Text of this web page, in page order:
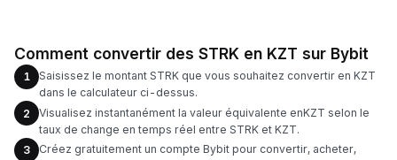
Comment convertir des STRK en KZT sur Bybit
1
Saisissez le montant STRK que vous souhaitez convertir en KZT
dans le calculateur ci-dessus.
2
Visualisez instantanément la valeur équivalente enKZT selon le
taux de change en temps réel entre STRK et KZT.
3
Créez gratuitement un compte Bybit pour convertir, acheter,